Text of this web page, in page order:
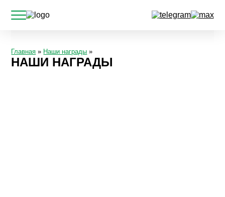
Главная » Наши награды »
НАШИ НАГРАДЫ